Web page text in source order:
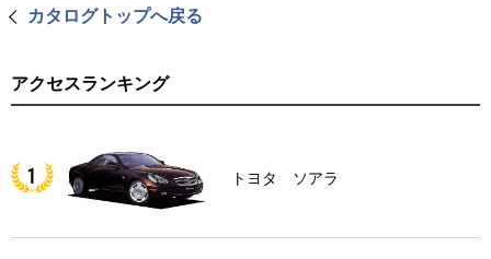
カタログトップへ戻る
アクセスランキング
トヨタ ソアラ